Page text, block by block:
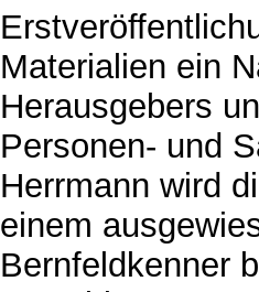
Materialien ein
Herausgebers
Personen- und
Herrmann wird
einem
Bernfeldkenner